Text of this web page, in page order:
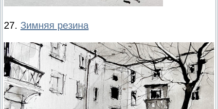
27. Зимняя резина